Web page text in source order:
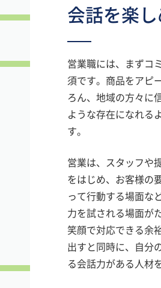
会話を楽
営業職には、まずコ
須です。商品をアピ
ろん、地域の方々に
ような存在になれる
す。
営業は、スタッフや
をはじめ、お客様の
って行動する場面な
力を試される場面が
笑顔で対応できる余
出すと同時に、自分
る会話力がある人材